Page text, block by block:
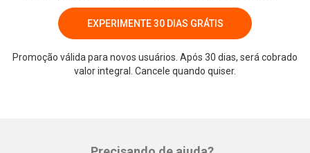
EXPERIMENTE 30 DIAS GRÁTIS
Promoção válida para novos usuários. Após 30 dias, será cobrado
valor integral. Cancele quando quiser.